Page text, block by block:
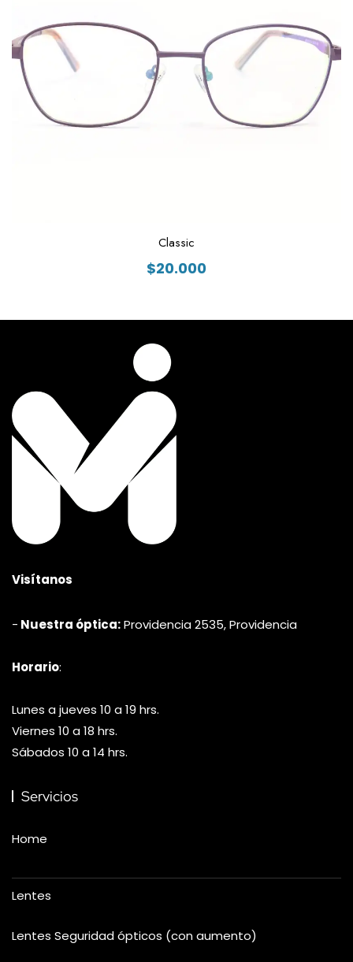
Classic
$20.000
Visítanos
- Nuestra óptica:Providencia 2535, Providencia
Horario:
Lunes a jueves 10 a 19 hrs.
Viernes 10 a 18 hrs.
Sábados 10 a 14 hrs.
Servicios
Home
Lentes
Lentes Seguridad ópticos (con aumento)